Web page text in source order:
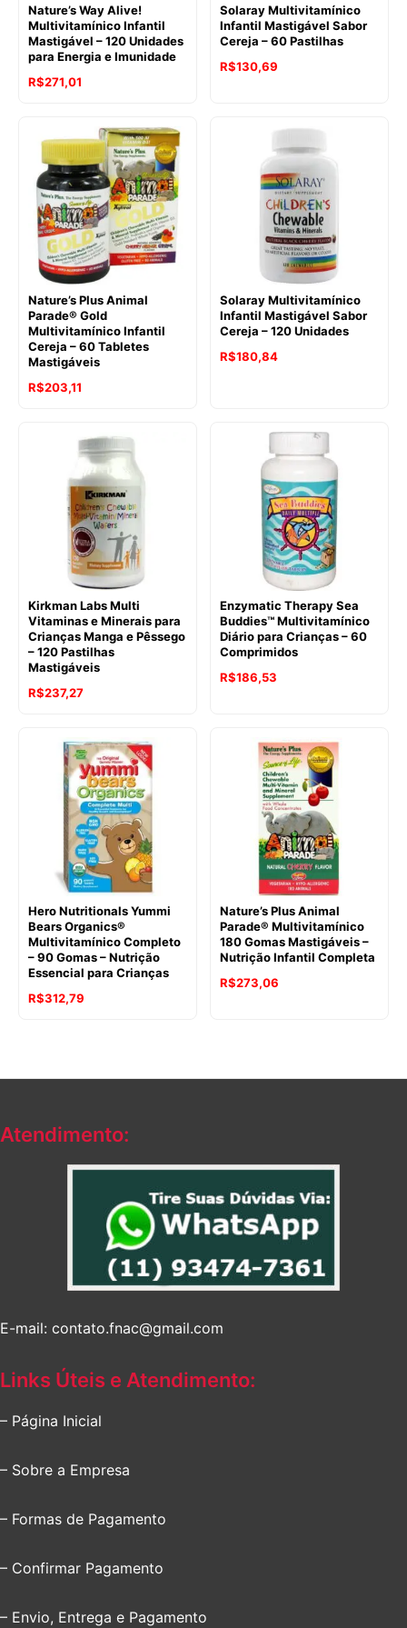
Nature’s Way Alive!
Multivitamínico Infantil
Mastigável – 120 Unidades
para Energia e Imunidade
R$271,01
Solaray Multivitamínico
Infantil Mastigável Sabor
Cereja – 60 Pastilhas
R$130,69
Nature’s Plus Animal
Parade® Gold
Multivitamínico Infantil
Cereja – 60 Tabletes
Mastigáveis
R$203,11
Solaray Multivitamínico
Infantil Mastigável Sabor
Cereja – 120 Unidades
R$180,84
Kirkman Labs Multi
Vitaminas e Minerais para
Crianças Manga e Pêssego
– 120 Pastilhas
Mastigáveis
R$237,27
Enzymatic Therapy Sea
Buddies™ Multivitamínico
Diário para Crianças – 60
Comprimidos
R$186,53
Hero Nutritionals Yummi
Bears Organics®
Multivitamínico Completo
– 90 Gomas – Nutrição
Essencial para Crianças
R$312,79
Nature’s Plus Animal
Parade® Multivitamínico
180 Gomas Mastigáveis –
Nutrição Infantil Completa
R$273,06
Atendimento:
E-mail: contato.fnac@gmail.com
Links Úteis e Atendimento:
– Página Inicial
– Sobre a Empresa
– Formas de Pagamento
– Confirmar Pagamento
– Envio, Entrega e Pagamento